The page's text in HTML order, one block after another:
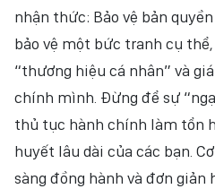
nhận thức: Bảo vệ bản
bảo vệ một bức tranh cụ
“thương hiệu cá nhân” và
chính mình. Đừng để sự
thủ tục hành chính làm tổn
huyết lâu dài của các bạn.
sàng đồng hành và đơn